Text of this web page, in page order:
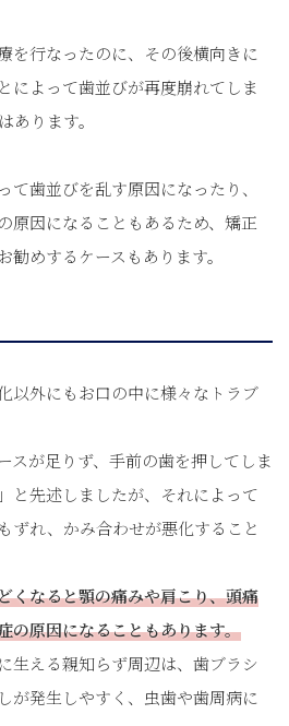
を行なったのに、その後横向きに
によって歯並びが再度崩れてしま
ります。
歯並びを乱す原因になったり、
原因になることもあるため、矯正
めするケースもあります。
以外にもお口の中に様々なトラブ
スが足りず、手前の歯を押してしま
と先述しましたが、それによって
ずれ、かみ合わせが悪化すること
くなると顎の痛みや肩こり、頭痛
の原因になることもあります。
生える親知らず周辺は、歯ブラシ
が発生しやすく、虫歯や歯周病に